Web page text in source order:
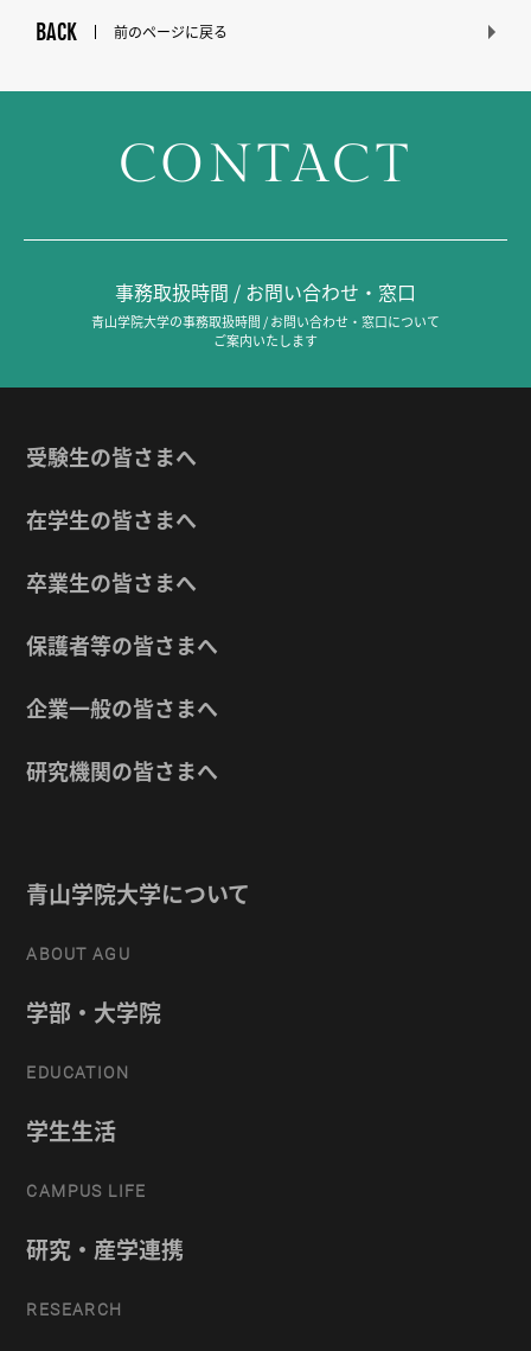
BACK 前のページに戻る
CONTACT
事務取扱時間 / お問い合わせ・窓口
青山学院大学の事務取扱時間 / お問い合わせ・窓口について
ご案内いたします
受験生の皆さまへ
在学生の皆さまへ
卒業生の皆さまへ
保護者等の皆さまへ
企業一般の皆さまへ
研究機関の皆さまへ
青山学院大学について
ABOUT AGU
学部・大学院
EDUCATION
学生生活
CAMPUS LIFE
研究・産学連携
RESEARCH